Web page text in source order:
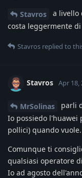
Stavros
a livello
costa leggermente
Stavros replied to
Stavros Apr 18,
MrSolinas
parli
Io possiedo l'huawei
pollici) quando vuole.
Comunque ti
qualsiasi operatore
Io ad agosto